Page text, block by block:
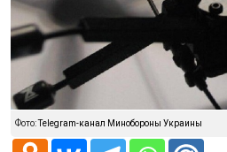
Фото:Telegram-канал Минобороны Украины